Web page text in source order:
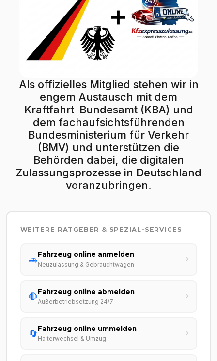
Als offizielles Mitglied stehen wir in
engem Austausch mit dem
Kraftfahrt-Bundesamt (KBA) und
dem fachaufsichtsführenden
Bundesministerium für Verkehr
(BMV) und unterstützen die
Behörden dabei, die digitalen
Zulassungsprozesse in Deutschland
voranzubringen.
WEITERE RATGEBER & SPEZIAL-SERVICES
🚗Fahrzeug online anmelden
Neuzulassung & Gebrauchtwagen
🛑Fahrzeug online abmelden
Außerbetriebsetzung 24/7
🔄Fahrzeug online ummelden
Halterwechsel & Umzug